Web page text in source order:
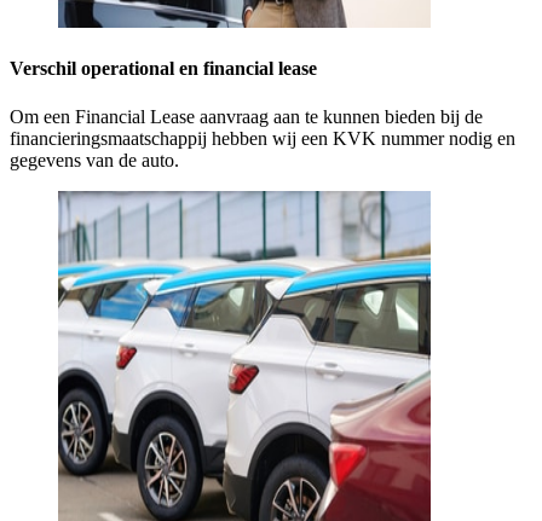
Verschil operational en financial lease
Om een Financial Lease aanvraag aan te kunnen bieden bij de
financieringsmaatschappij hebben wij een KVK nummer nodig en
gegevens van de auto.